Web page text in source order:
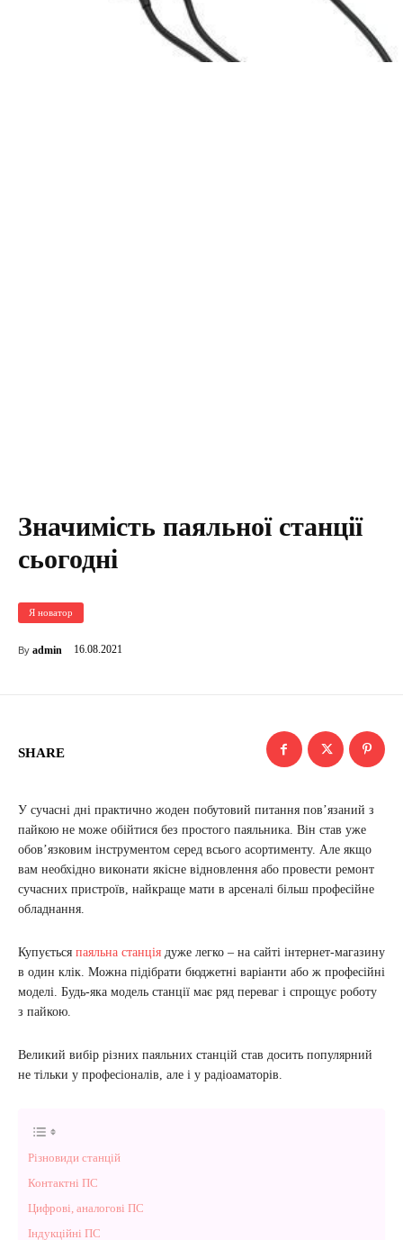
Значимість паяльної станції
сьогодні
Я новатор
By admin 16.08.2021
SHARE
У сучасні дні практично жоден побутовий питання пов’язаний з
пайкою не може обійтися без простого паяльника. Він став уже
обов’язковим інструментом серед всього асортименту. Але якщо
вам необхідно виконати якісне відновлення або провести ремонт
сучасних пристроїв, найкраще мати в арсеналі більш професійне
обладнання.
Купується паяльна станція дуже легко – на сайті інтернет-магазину
в один клік. Можна підібрати бюджетні варіанти або ж професійні
моделі. Будь-яка модель станції має ряд переваг і спрощує роботу
з пайкою.
Великий вибір різних паяльних станцій став досить популярний
не тільки у професіоналів, але і у радіоаматорів.
Різновиди станцій
Контактні ПС
Цифрові, аналогові ПС
Індукційні ПС